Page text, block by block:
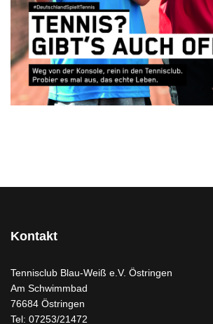
Kontakt
Tennisclub Blau-Weiß e.V. Östringen
Am Schwimmbad
76684 Östringen
Tel: 07253/21472